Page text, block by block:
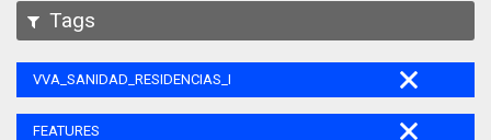
Tags
VVA_SANIDAD_RESIDENCIAS_MAYORES_105
FEATURES